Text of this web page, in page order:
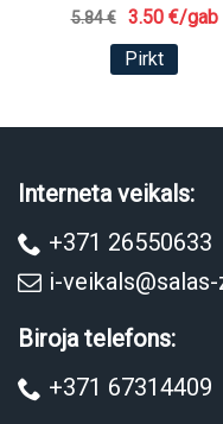
5.84 €
3.50 €/gab
Pirkt
Interneta veikals:
+371 26550633
i-
Biroja telefons:
+371 67314409